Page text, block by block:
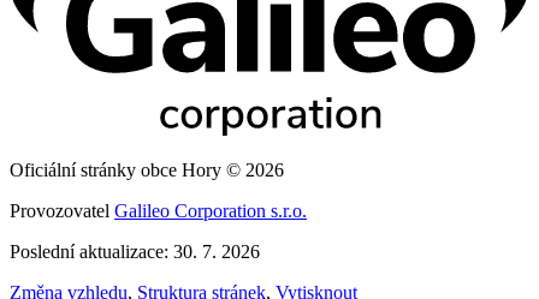
Oficiální stránky obce Hory © 2026
Provozovatel Galileo Corporation s.r.o.
Poslední aktualizace: 30. 7. 2026
Změna vzhledu, Struktura stránek, Vytisknout